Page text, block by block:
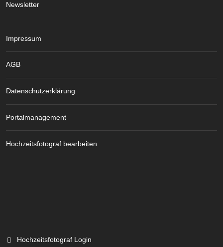
Newsletter
Impressum
AGB
Datenschutzerklärung
Portalmanagement
Hochzeitsfotograf bearbeiten
Hochzeitsfotograf Login